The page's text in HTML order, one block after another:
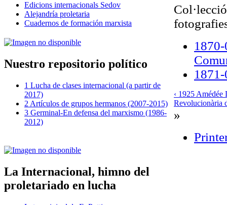
Edicions internacionals Sedov
Alejandría proletaria
Cuadernos de formación marxista
Nuestro repositorio político
1 Lucha de clases internacional (a partir de
2017)
2 Artículos de grupos hermanos (2007-2015)
3 Germinal-En defensa del marxismo (1986-
2012)
La Internacional, himno del
proletariado en lucha
‹ 1925
Revolucionària
»